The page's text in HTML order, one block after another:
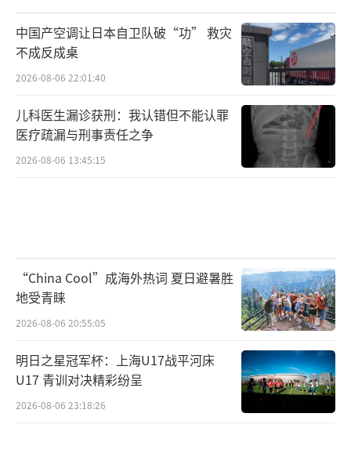
中国产空调让日本自卫队破“功” 救灾
不成反成桌
2026-08-06 22:01:40
儿科医生漏诊获刑：我认错但不能认罪
医疗疏漏与刑事责任之争
2026-08-06 13:45:15
“China Cool”成海外热词 夏日避暑胜
地受青睐
2026-08-06 20:55:05
明日之星冠军杯：上海U17战平河床
U17 青训对决精彩纷呈
2026-08-06 23:18:26